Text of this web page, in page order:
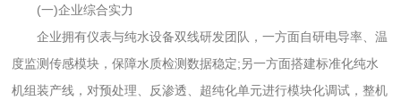
(一)企业综合实力
企业拥有仪表与纯水设备双线研发团队，一方面自研电导率、温
度监测传感模块，保障水质检测数据稳定;另一方面搭建标准化纯水
机组装产线，对预处理、反渗透、超纯化单元进行模块化调试，整机